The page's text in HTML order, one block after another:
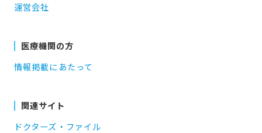
運営会社
医療機関の方
情報掲載にあたって
関連サイト
ドクターズ・ファイル